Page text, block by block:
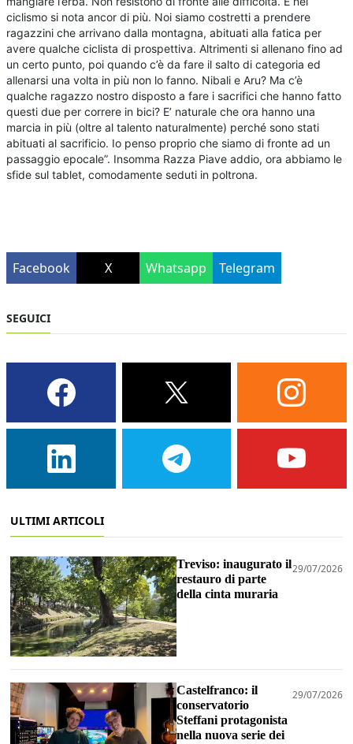
ciclismo si nota ancor di più. Noi siamo costretti a prendere
ragazzini che arrivano dalla montagna, abituati alla fatica per
avere qualche ciclista di prospettiva. Altrimenti si allenano fino ad
un certo punto, poi quando c’è da fare il salto di categoria ed
allenarsi una volta in più non lo fanno. Nibali e Aru? Ma c’è
qualche ragazzo nostro disposto a fare i sacrifici che hanno fatto
questi due per correre in bici? E’ naturale che ora hanno una
marcia in più (oltre al talento naturalmente) perché sono stati
abituati al sacrificio. Io penso proprio che siamo di fronte ad un
passaggio epocale”. Insomma Razza Piave addio, ora abbiamo le
sfide sul tablet, comodamente seduti in poltrona.
Facebook X Whatsapp Telegram
SEGUICI
ULTIMI ARTICOLI
Treviso: inaugurato il
restauro di parte
della cinta muraria
29/07/2026
Castelfranco: il
conservatorio
Steffani protagonista
nella nuova serie dei
29/07/2026